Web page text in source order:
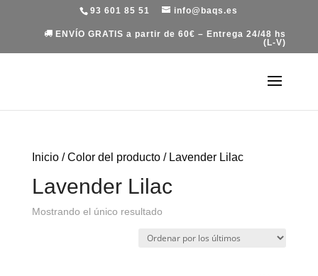
93 601 85 51 info@baqs.es
ENVÍO GRATIS a partir de 60€ – Entrega 24/48 hs
(L-V)
Inicio/ Color del producto / Lavender Lilac
Lavender Lilac
Mostrando el único resultado